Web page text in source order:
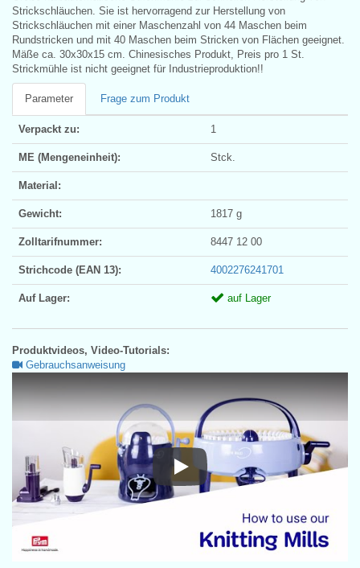
Strickschläuchen. Sie ist hervorragend zur Herstellung von
Strickschläuchen mit einer Maschenzahl von 44 Maschen beim
Rundstricken und mit 40 Maschen beim Stricken von Flächen geeignet.
Mäße ca. 30x30x15 cm. Chinesisches Produkt, Preis pro 1 St.
Strickmühle ist nicht geeignet für Industrieproduktion!!
Parameter Frage zum Produkt
Verpackt zu: 1
ME (Mengeneinheit): Stck.
Material:
Gewicht: 1817 g
Zolltarifnummer: 8447 12 00
Strichcode (EAN 13): 4002276241701
Auf Lager: auf Lager
Produktvideos, Video-Tutorials:
Gebrauchsanweisung
Gebrauchsanweisung